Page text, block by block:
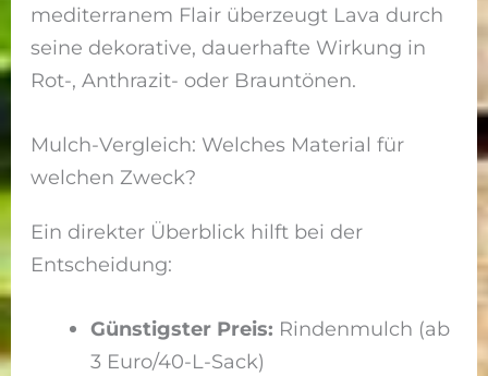
mediterranem Flair überzeugt Lava durch
seine dekorative, dauerhafte Wirkung in
Rot-, Anthrazit- oder Brauntönen.
Mulch-Vergleich: Welches Material für
welchen Zweck?
Ein direkter Überblick hilft bei der
Entscheidung:
Günstigster Preis: Rindenmulch (ab
3 Euro/40-L-Sack)